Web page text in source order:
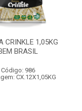
CRINKLE 1,05KG
BRASIL
Código: 986
CX.12X1,05KG